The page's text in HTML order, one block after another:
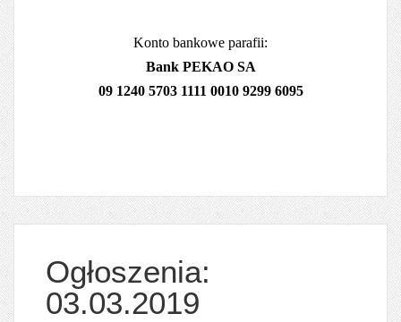
Konto bankowe parafii:
Bank PEKAO SA
09 1240 5703 1111 0010 9299 6095
Ogłoszenia:
03.03.2019